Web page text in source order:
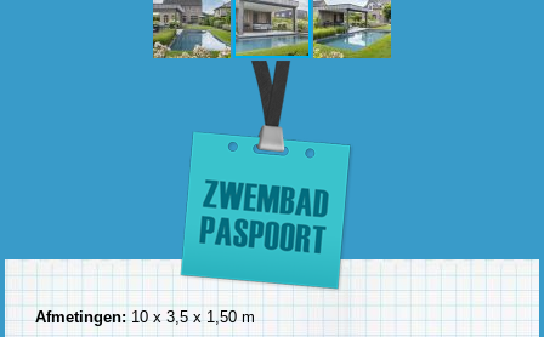
Afmetingen:10 x 3,5 x 1,50 m